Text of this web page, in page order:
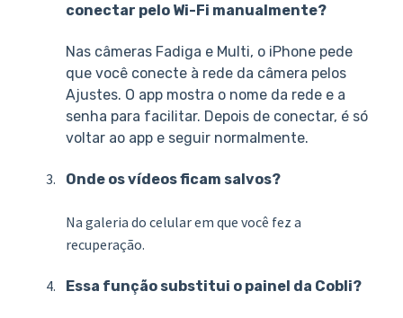
conectar pelo Wi-Fi manualmente?
Nas câmeras Fadiga e Multi, o iPhone pede
que você conecte à rede da câmera pelos
Ajustes. O app mostra o nome da rede e a
senha para facilitar. Depois de conectar, é só
voltar ao app e seguir normalmente.
Onde os vídeos ficam salvos?
Na galeria do celular em que você fez a
recuperação.
Essa função substitui o painel da Cobli?